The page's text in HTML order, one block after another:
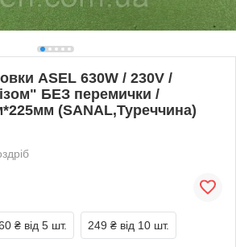
ASEL 630W / 230V /
БЕЗ перемички /
(SANAL,Туреччина)
₴ від 5 шт. 249 ₴ від 10 шт.